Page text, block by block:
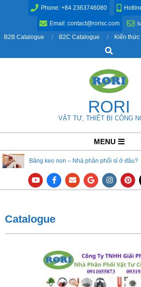
Phone: +84 2363746080
Email: contact@rorisc.com
B2B Catalogue
B2C Catalogue Kiến thức
Search
RORI
VẬT TƯ, THIẾT BỊ CÔNG
Navigation
Menu
MENU
Băng keo non – Nhà phân phối sỉ ở đâu?
Catalogue